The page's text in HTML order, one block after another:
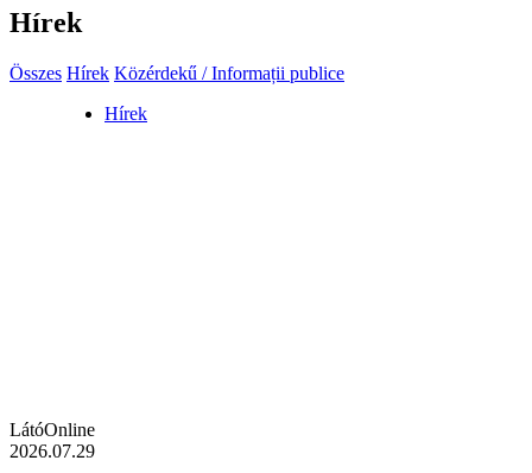
Hírek
Összes Hírek Közérdekű / Informații publice
Hírek
LátóOnline
2026.07.29